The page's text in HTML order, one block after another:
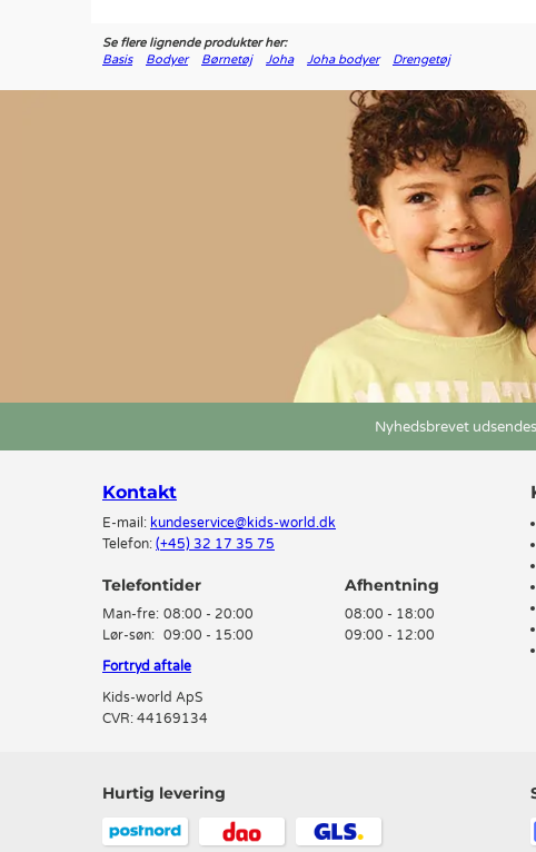
Se flere lignende produkter her:
Basis
Bodyer Børnetøj Joha Joha bodyer Drengetøj
Nyhedsbrevet
Kontakt
E-mail: kundeservice@kids-world.dk
Telefon: (+45) 32 17 35 75
Telefontider
Man-fre: 08:00 - 20:00
Lør-søn: 09:00 - 15:00
08:00 - 18:00
09:00 - 12:00
Fortryd aftale
Kids-world ApS
CVR: 44169134
Hurtig levering